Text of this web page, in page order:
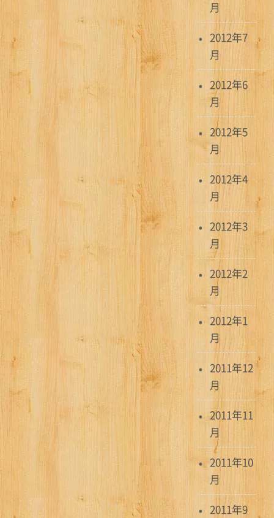
月
2012年7
月
2012年6
月
2012年5
月
2012年4
月
2012年3
月
2012年2
月
2012年1
月
2011年12
月
2011年11
月
2011年10
月
2011年9